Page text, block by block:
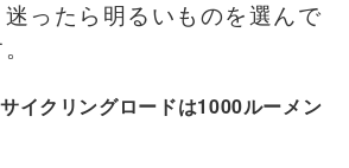
ったら明るいものを選んで
イクリングロードは1000ルーメン